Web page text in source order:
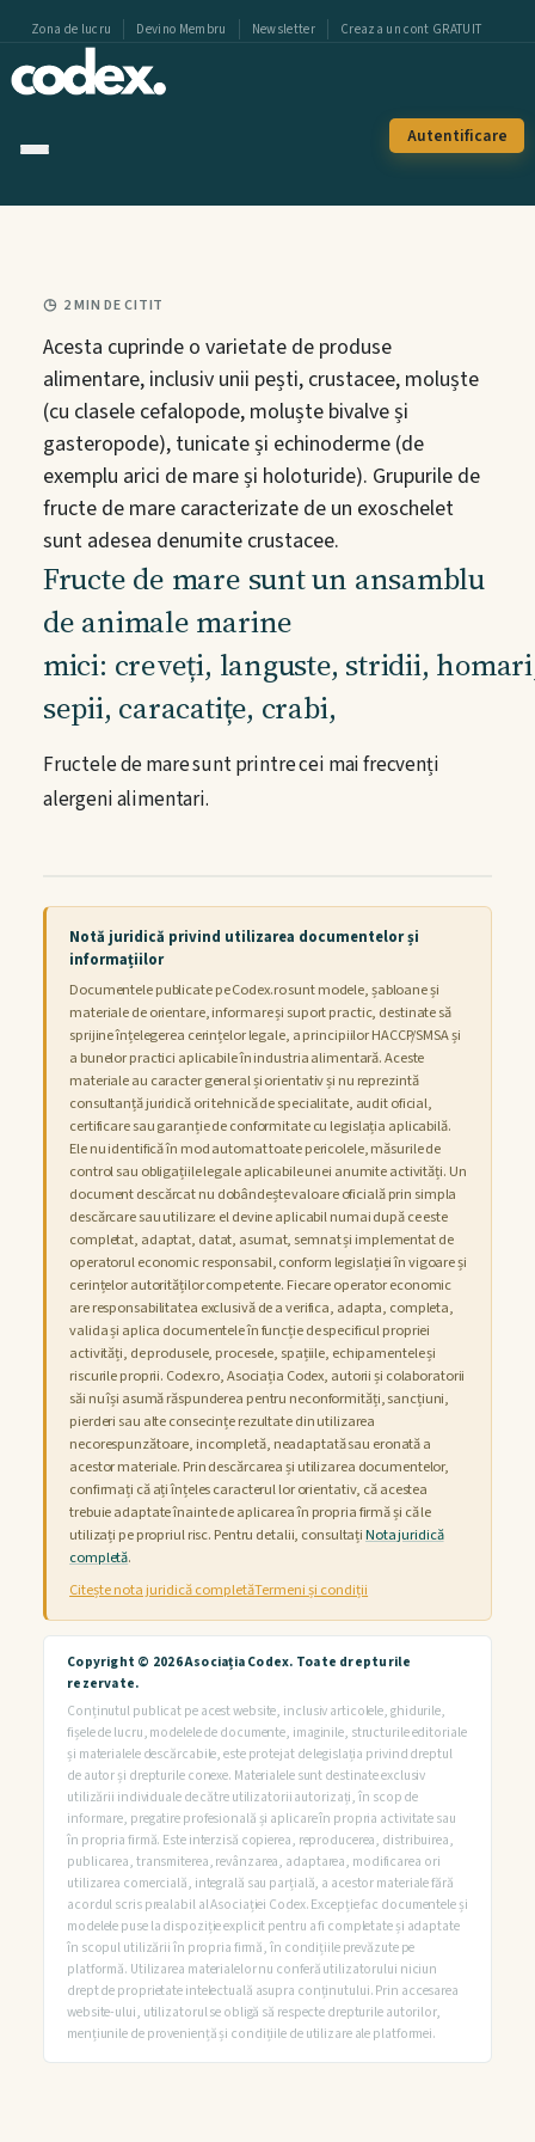
Zona de lucru Devino Membru Newsletter Creaza un cont GRATUIT
Noutati
Podcast
Noutați & Blog
Alerte & Incidente
Index HACCP 2026
Cum utilizez Codex.ro
Totul despre HACCP/SMSA
Verifică un certificat
Legislație România
Legislație Uniunea Europeană
Ghiduri oficiale
Codex Alimentarius
Analiza pericolelor
Pericole Biologice
Pericole Chimice
Pericole Fizice
Dialoguri cu specialiști
Ghid juridic pentru operatori
Resurse
Studii de caz
Obligațiile explicate
SMSA în practică
HACCP în practică
Fluxuri Tehnologice
Managementul Proceselor
Ghid Implementare HACCP
Ghidul Antreprenorului
Autentificare
2 MIN DE CITIT
Acesta cuprinde o varietate de produse
alimentare, inclusiv unii pești, crustacee, moluște
(cu clasele cefalopode, moluște bivalve și
gasteropode), tunicate și echinoderme (de
exemplu arici de mare și holoturide). Grupurile de
fructe de mare caracterizate de un exoschelet
sunt adesea denumite crustacee.
Fructe de mare sunt un ansamblu
de animale marine
mici: creveți, languste, stridii,
sepii, caracatițe, crabi,
Fructele de mare sunt printre cei mai frecvenți
alergeni alimentari.
Notă juridică privind utilizarea documentelor și
informațiilor
Documentele publicate pe Codex.ro sunt modele, șabloane și
materiale de orientare, informare și suport practic, destinate să
sprijine înțelegerea cerințelor legale, a principiilor HACCP/SMSA și
a bunelor practici aplicabile în industria alimentară. Aceste
materiale au caracter general și orientativ și nu reprezintă
consultanță juridică ori tehnică de specialitate, audit oficial,
certificare sau garanție de conformitate cu legislația aplicabilă.
Ele nu identifică în mod automat toate pericolele, măsurile de
control sau obligațiile legale aplicabile unei anumite activități. Un
document descărcat nu dobândește valoare oficială prin simpla
descărcare sau utilizare: el devine aplicabil numai după ce este
completat, adaptat, datat, asumat, semnat și implementat de
operatorul economic responsabil, conform legislației în vigoare și
cerințelor autorităților competente. Fiecare operator economic
are responsabilitatea exclusivă de a verifica, adapta, completa,
valida și aplica documentele în funcție de specificul propriei
activități, de produsele, procesele, spațiile, echipamentele și
riscurile proprii. Codex.ro, Asociația Codex, autorii și colaboratorii
săi nu își asumă răspunderea pentru neconformități, sancțiuni,
pierderi sau alte consecințe rezultate din utilizarea
necorespunzătoare, incompletă, neadaptată sau eronată a
acestor materiale. Prin descărcarea și utilizarea documentelor,
confirmați că ați înțeles caracterul lor orientativ, că acestea
trebuie adaptate înainte de aplicarea în propria firmă și că le
utilizați pe propriul risc. Pentru detalii, consultațiNota juridică
completă.
Citește nota juridică completăTermeni și condiții
Copyright © 2026 Asociația Codex. Toate drepturile
rezervate.
Conținutul publicat pe acest website, inclusiv articolele, ghidurile,
fișele de lucru, modelele de documente, imaginile, structurile editoriale
și materialele descărcabile, este protejat de legislația privind dreptul
de autor și drepturile conexe. Materialele sunt destinate exclusiv
utilizării individuale de către utilizatorii autorizați, în scop de
informare, pregatire profesională și aplicare în propria activitate sau
în propria firmă. Este interzisă copierea, reproducerea, distribuirea,
publicarea, transmiterea, revânzarea, adaptarea, modificarea ori
utilizarea comercială, integrală sau parțială, a acestor materiale fără
acordul scris prealabil al Asociației Codex. Excepție fac documentele și
modelele puse la dispoziție explicit pentru a fi completate și adaptate
în scopul utilizării în propria firmă, în condițiile prevăzute pe
platformă. Utilizarea materialelor nu conferă utilizatorului niciun
drept de proprietate intelectuală asupra conținutului. Prin accesarea
website-ului, utilizatorul se obligă să respecte drepturile autorilor,
mențiunile de proveniență și condițiile de utilizare ale platformei.